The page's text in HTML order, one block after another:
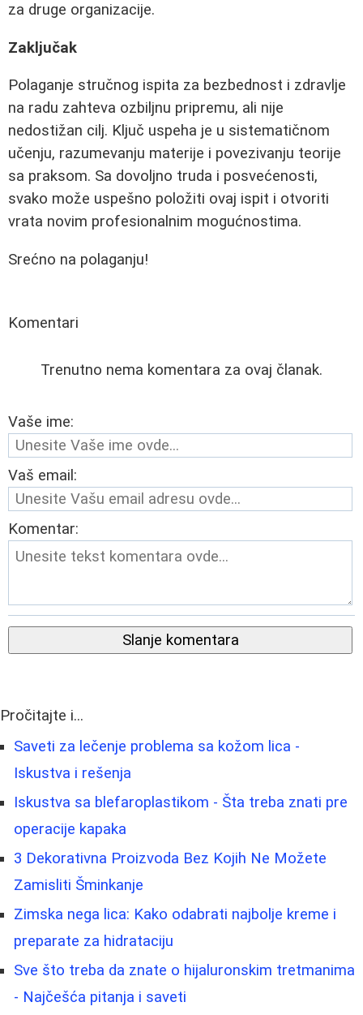
za druge organizacije.
Zaključak
Polaganje stručnog ispita za bezbednost i zdravlje
na radu zahteva ozbiljnu pripremu, ali nije
nedostižan cilj. Ključ uspeha je u sistematičnom
učenju, razumevanju materije i povezivanju teorije
sa praksom. Sa dovoljno truda i posvećenosti,
svako može uspešno položiti ovaj ispit i otvoriti
vrata novim profesionalnim mogućnostima.
Srećno na polaganju!
Komentari
Trenutno nema komentara za ovaj članak.
Vaše ime:
Vaš email:
Komentar:
Slanje komentara
Pročitajte i...
Saveti za lečenje problema sa kožom lica -
Iskustva i rešenja
Iskustva sa blefaroplastikom - Šta treba znati pre
operacije kapaka
3 Dekorativna Proizvoda Bez Kojih Ne Možete
Zamisliti Šminkanje
Zimska nega lica: Kako odabrati najbolje kreme i
preparate za hidrataciju
Sve što treba da znate o hijaluronskim tretmanima
- Najčešća pitanja i saveti